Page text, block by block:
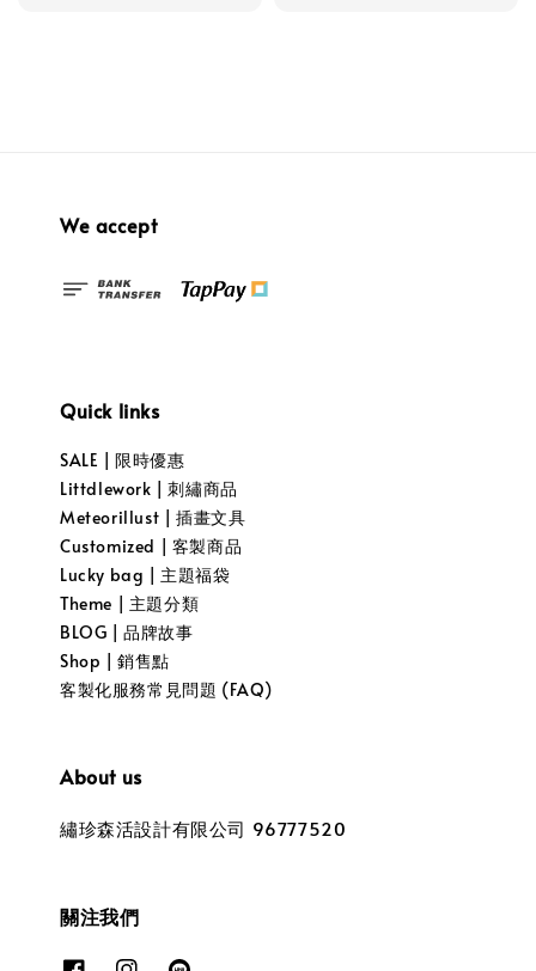
We accept
Quick links
SALE | 限時優惠
Littdlework | 刺繡商品
Meteorillust | 插畫文具
Customized | 客製商品
Lucky bag | 主題福袋
Theme | 主題分類
BLOG | 品牌故事
Shop | 銷售點
客製化服務常見問題 (FAQ)
About us
繡珍森活設計有限公司 96777520
關注我們